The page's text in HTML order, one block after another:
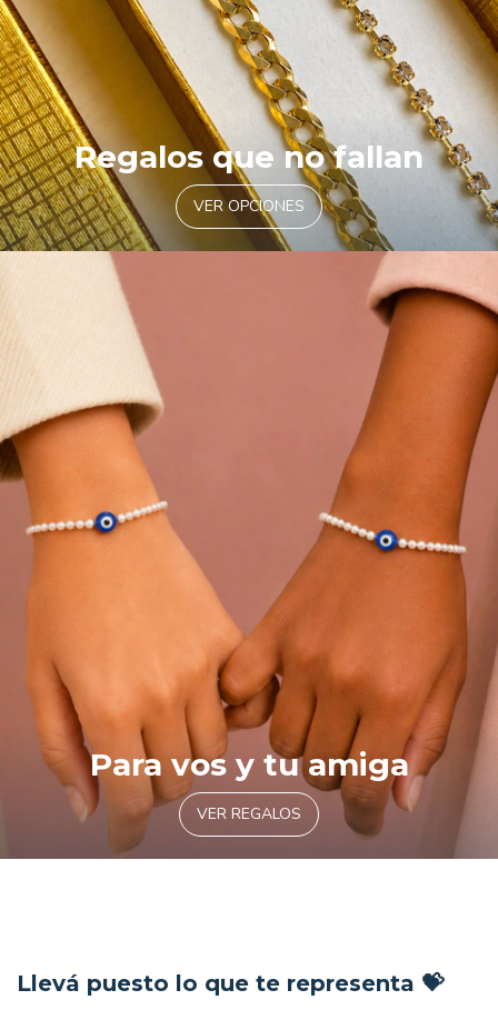
Regalos que no fallan
VER OPCIONES
Para vos y tu amiga
VER REGALOS
Llevá puesto lo que te representa 💝